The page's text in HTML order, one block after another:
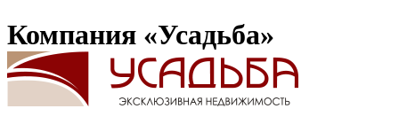
Компания «Усадьба»